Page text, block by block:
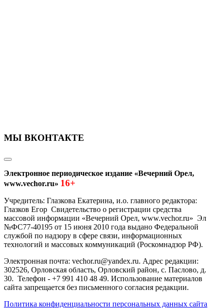
МЫ ВКОНТАКТЕ
Электронное периодическое издание «Вечерний Орел,
www.vechor.ru» 16+
Учредитель: Глазкова Екатерина, и.о. главного редактора:
Глазков Егор Свидетельство о регистрации средства
массовой информации «Вечерний Орел, www.vechor.ru» Эл
№ФС77-40195 от 15 июня 2010 года выдано Федеральной
службой по надзору в сфере связи, информационных
технологий и массовых коммуникаций (Роскомнадзор РФ).
Электронная почта: vechor.ru@yandex.ru. Адрес редакции:
302526, Орловская область, Орловский район, с. Паслово, д.
30. Телефон - +7 991 410 48 49. Использование материалов
сайта запрещается без письменного согласия редакции.
Политика конфиденциальности персональных данных сайта